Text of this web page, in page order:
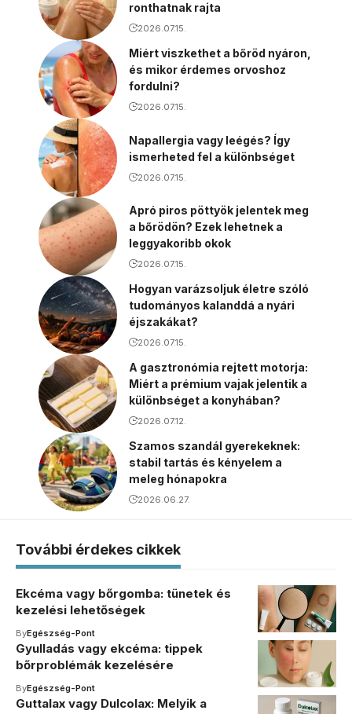
ronthatnak rajta
2026.07.15.
Miért viszkethet a bőröd nyáron,
és mikor érdemes orvoshoz
fordulni?
2026.07.15.
Napallergia vagy leégés? Így
ismerheted fel a különbséget
2026.07.15.
Apró piros pöttyök jelentek meg
a bőrödön? Ezek lehetnek a
leggyakoribb okok
2026.07.15.
Hogyan varázsoljuk életre szóló
tudományos kalanddá a nyári
éjszakákat?
2026.07.15.
A gasztronómia rejtett motorja:
Miért a prémium vajak jelentik a
különbséget a konyhában?
2026.07.12.
Szamos szandál gyerekeknek:
stabil tartás és kényelem a
meleg hónapokra
2026.06.27.
További érdekes cikkek
Ekcéma vagy bőrgomba: tünetek és
kezelési lehetőségek
ByEgészség-Pont
Gyulladás vagy ekcéma: tippek
bőrproblémák kezelésére
ByEgészség-Pont
Guttalax vagy Dulcolax: Melyik a